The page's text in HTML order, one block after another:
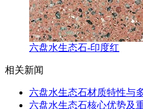
六盘水生态石-印度红
相关新闻
六盘水生态石材质特性与
六盘水生态石核心优势及